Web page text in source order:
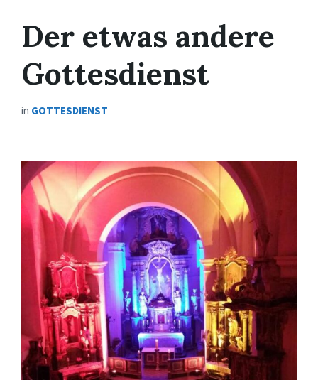
Der etwas andere
Gottesdienst
in GOTTESDIENST